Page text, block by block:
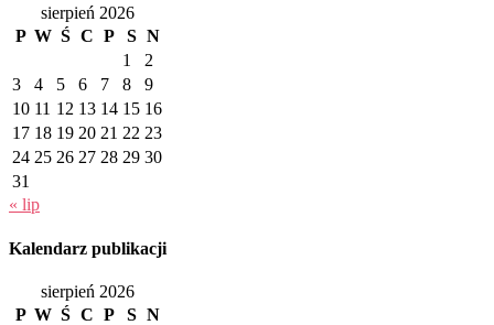
sierpień 2026
P W Ś C P S N
1
2
3
4 5 6 7 8
9
10 11 12 13 14 15 16
17 18 19 20 21 22 23
24 25 26 27 28 29 30
31
« lip
Kalendarz publikacji
sierpień 2026
P W Ś C P S N